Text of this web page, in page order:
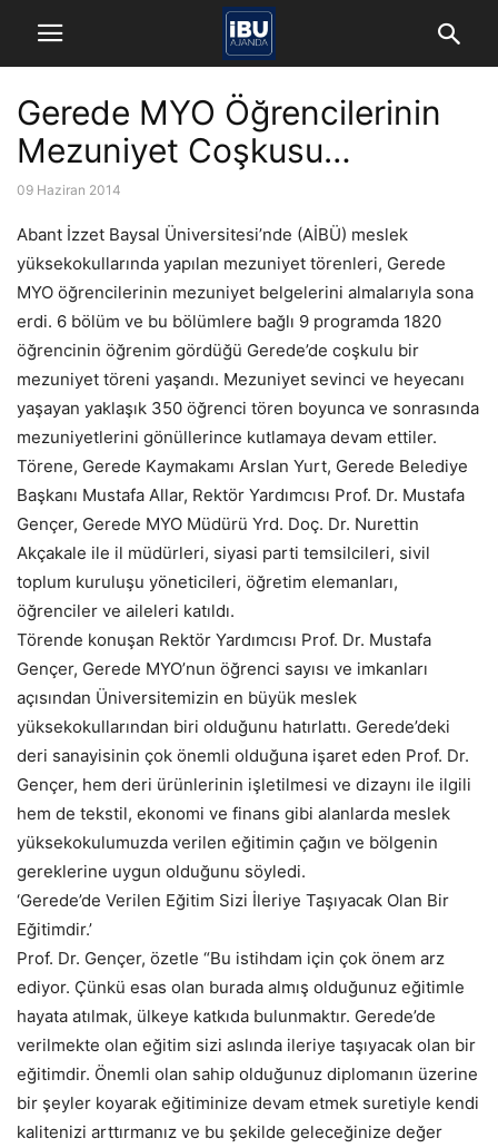
Gerede MYO Öğrencilerinin
Mezuniyet Coşkusu…
09 Haziran 2014
Abant İzzet Baysal Üniversitesi’nde (AİBÜ) meslek
yüksekokullarında yapılan mezuniyet törenleri, Gerede
MYO öğrencilerinin mezuniyet belgelerini almalarıyla sona
erdi. 6 bölüm ve bu bölümlere bağlı 9 programda 1820
öğrencinin öğrenim gördüğü Gerede’de coşkulu bir
mezuniyet töreni yaşandı. Mezuniyet sevinci ve heyecanı
yaşayan yaklaşık 350 öğrenci tören boyunca ve sonrasında
mezuniyetlerini gönüllerince kutlamaya devam ettiler.
Törene, Gerede Kaymakamı Arslan Yurt, Gerede Belediye
Başkanı Mustafa Allar, Rektör Yardımcısı Prof. Dr. Mustafa
Gençer, Gerede MYO Müdürü Yrd. Doç. Dr. Nurettin
Akçakale ile il müdürleri, siyasi parti temsilcileri, sivil
toplum kuruluşu yöneticileri, öğretim elemanları,
öğrenciler ve aileleri katıldı.
Törende konuşan Rektör Yardımcısı Prof. Dr. Mustafa
Gençer, Gerede MYO’nun öğrenci sayısı ve imkanları
açısından Üniversitemizin en büyük meslek
yüksekokullarından biri olduğunu hatırlattı. Gerede’deki
deri sanayisinin çok önemli olduğuna işaret eden Prof. Dr.
Gençer, hem deri ürünlerinin işletilmesi ve dizaynı ile ilgili
hem de tekstil, ekonomi ve finans gibi alanlarda meslek
yüksekokulumuzda verilen eğitimin çağın ve bölgenin
gereklerine uygun olduğunu söyledi.
‘Gerede’de Verilen Eğitim Sizi İleriye Taşıyacak Olan Bir
Eğitimdir.’
Prof. Dr. Gençer, özetle “Bu istihdam için çok önem arz
ediyor. Çünkü esas olan burada almış olduğunuz eğitimle
hayata atılmak, ülkeye katkıda bulunmaktır. Gerede’de
verilmekte olan eğitim sizi aslında ileriye taşıyacak olan bir
eğitimdir. Önemli olan sahip olduğunuz diplomanın üzerine
bir şeyler koyarak eğitiminize devam etmek suretiyle kendi
kalitenizi arttırmanız ve bu şekilde geleceğinize değer